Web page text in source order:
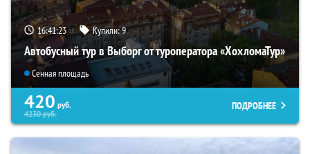
16:41:22 Купили:9
Автобусный тур в Выборг от туроператора «ХохломаТур»
Сенная площадь
420 руб.
4230руб.
ПОДРОБНЕЕ